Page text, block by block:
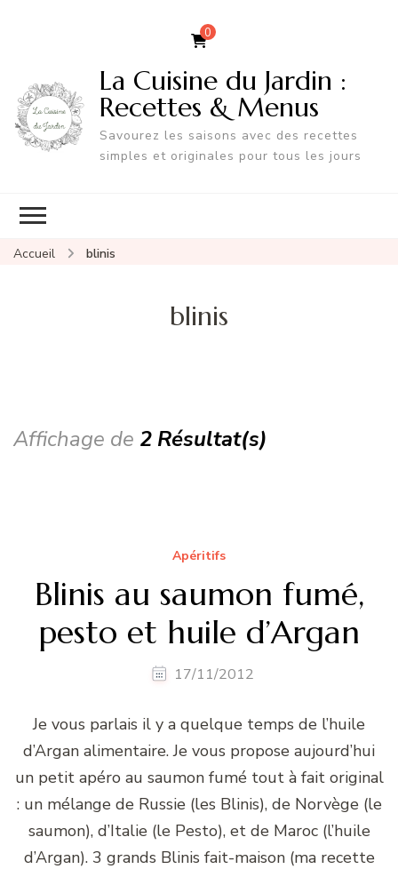
0
La Cuisine du Jardin :
Recettes & Menus
Savourez les saisons avec des recettes
simples et originales pour tous les jours
Accueil blinis
blinis
Affichage de 2 Résultat(s)
Apéritifs
Blinis au saumon fumé,
pesto et huile d’Argan
17/11/2012
Je vous parlais il y a quelque temps de l’huile
d’Argan alimentaire. Je vous propose aujourd’hui
un petit apéro au saumon fumé tout à fait original
: un mélange de Russie (les Blinis), de Norvège (le
saumon), d’Italie (le Pesto), et de Maroc (l’huile
d’Argan). 3 grands Blinis fait-maison (ma recette